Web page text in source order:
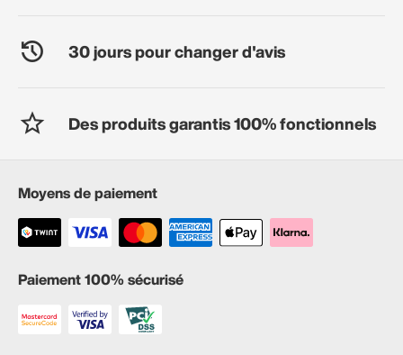
30 jours pour changer d'avis
Des produits garantis 100% fonctionnels
Moyens de paiement
Paiement 100% sécurisé